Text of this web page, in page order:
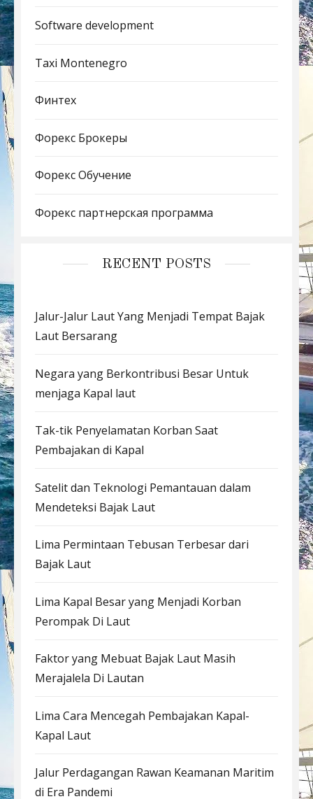
Software development
Taxi Montenegro
Финтех
Форекс Брокеры
Форекс Обучение
Форекс партнерская программа
RECENT POSTS
Jalur-Jalur Laut Yang Menjadi Tempat Bajak
Laut Bersarang
Negara yang Berkontribusi Besar Untuk
menjaga Kapal laut
Tak-tik Penyelamatan Korban Saat
Pembajakan di Kapal
Satelit dan Teknologi Pemantauan dalam
Mendeteksi Bajak Laut
Lima Permintaan Tebusan Terbesar dari
Bajak Laut
Lima Kapal Besar yang Menjadi Korban
Perompak Di Laut
Faktor yang Mebuat Bajak Laut Masih
Merajalela Di Lautan
Lima Cara Mencegah Pembajakan Kapal-
Kapal Laut
Jalur Perdagangan Rawan Keamanan Maritim
di Era Pandemi